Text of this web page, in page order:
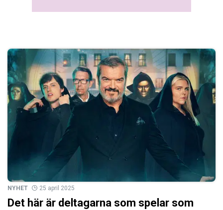
NYHET 25 april 2025
Det här är deltagarna som spelar som